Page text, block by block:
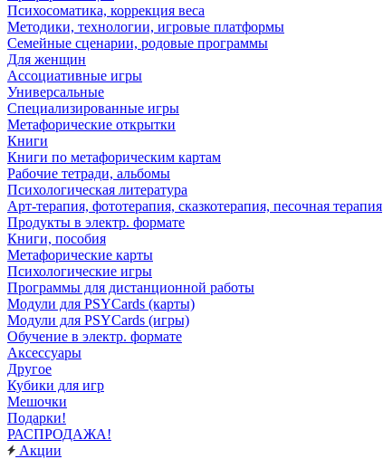
Психосоматика, коррекция веса
Методики, технологии, игровые платформы
Семейные сценарии, родовые программы
Для женщин
Ассоциативные игры
Универсальные
Специализированные игры
Метафорические открытки
Книги
Книги по метафорическим картам
Рабочие тетради, альбомы
Психологическая литература
Арт-терапия, фототерапия, сказкотерапия, песочная терапия
Продукты в электр. формате
Книги, пособия
Метафорические карты
Психологические игры
Программы для дистанционной работы
Модули для PSYCards (карты)
Модули для PSYCards (игры)
Обучение в электр. формате
Аксессуары
Другое
Кубики для игр
Мешочки
Подарки!
РАСПРОДАЖА!
Акции